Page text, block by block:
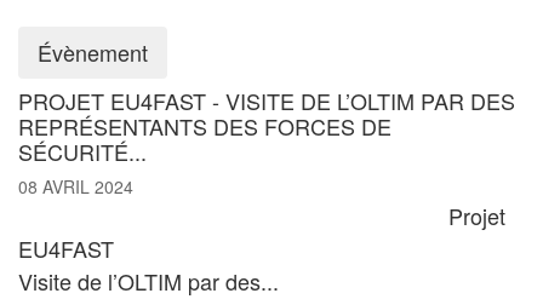
Évènement
PROJET EU4FAST - VISITE DE L’OLTIM PAR DES
REPRÉSENTANTS DES FORCES DE
SÉCURITÉ...
08 AVRIL 2024
Projet
EU4FAST
Visite de l’OLTIM par des...